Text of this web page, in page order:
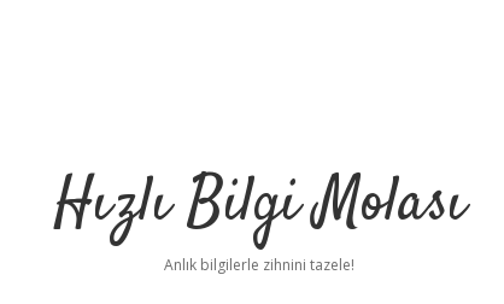
Hızlı Bilgi Molası
Anlık bilgilerle zihnini tazele!